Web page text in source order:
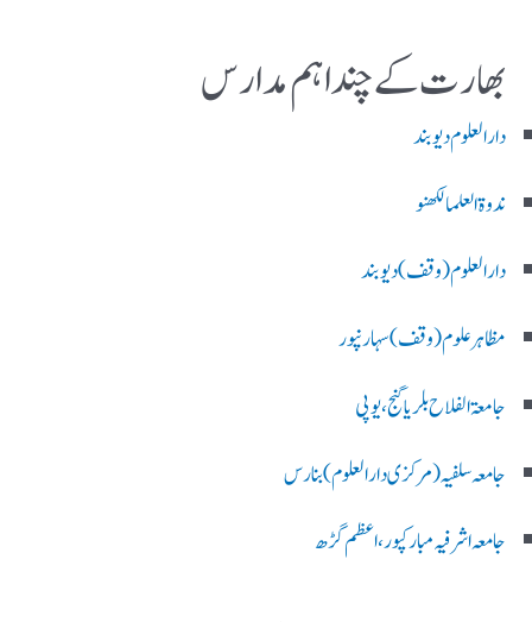
بھارت کے چند اہم مدارس
دارالعلوم دیوبند
ندوۃالعلما لکھنو
دارالعلوم (وقف)دیوبند
مظاہرعلوم (وقف)سہارنپور
جامعۃ الفلاح بلریاگنج،یوپی
جامعہ سلفیہ(مرکزی دارالعلوم )بنارس
جامعہ اشرفیہ مبارکپور،اعظم گڑھ